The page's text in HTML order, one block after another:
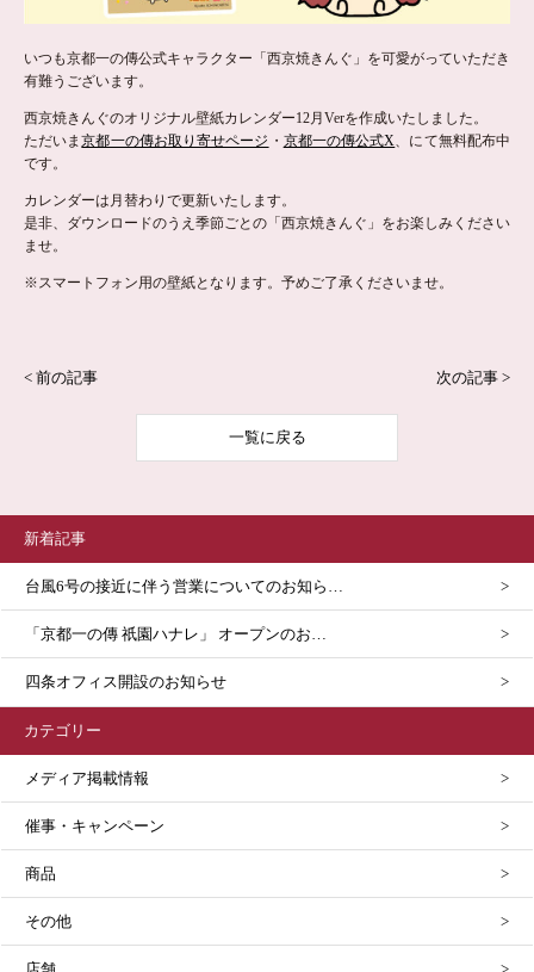
いつも京都一の傳公式キャラクター「西京焼きんぐ」を可愛がっていただき
有難うございます。
西京焼きんぐのオリジナル壁紙カレンダー12月Verを作成いたしました。
ただいま京都一の傳お取り寄せページ ・ 京都一の傳公式X、にて無料配布中
です。
カレンダーは月替わりで更新いたします。
是非、ダウンロードのうえ季節ごとの「西京焼きんぐ」をお楽しみください
ませ。
※スマートフォン用の壁紙となります。予めご了承くださいませ。
< 前の記事
一覧に戻る
次の記事 >
新着記事
台風6号の接近に伴う営業についてのお知ら…
「京都一の傳 祇園ハナレ」 オープンのお…
四条オフィス開設のお知らせ
カテゴリー
メディア掲載情報
催事・キャンペーン
商品
その他